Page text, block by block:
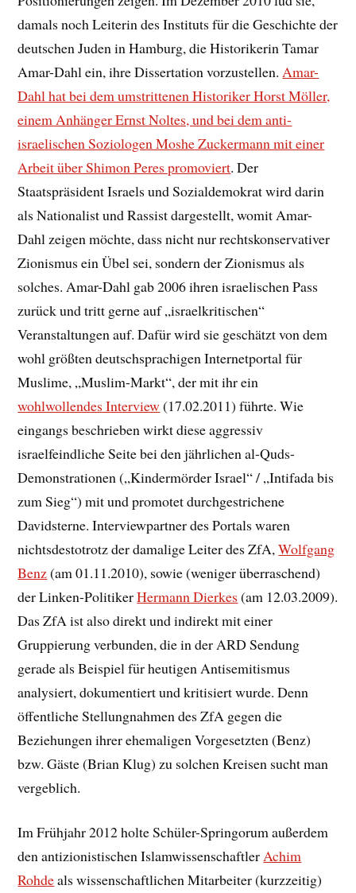
damals noch Leiterin des Instituts für die Geschichte der
deutschen Juden in Hamburg, die Historikerin Tamar
Amar-Dahl ein, ihre Dissertation vorzustellen. Amar-
Dahl hat bei dem umstrittenen Historiker Horst Möller,
einem Anhänger Ernst Noltes, und bei dem anti-
israelischen Soziologen Moshe Zuckermann mit einer
Arbeit über Shimon Peres promoviert. Der
Staatspräsident Israels und Sozialdemokrat wird darin
als Nationalist und Rassist dargestellt, womit Amar-
Dahl zeigen möchte, dass nicht nur rechtskonservativer
Zionismus ein Übel sei, sondern der Zionismus als
solches. Amar-Dahl gab 2006 ihren israelischen Pass
zurück und tritt gerne auf „israelkritischen“
Veranstaltungen auf. Dafür wird sie geschätzt von dem
wohl größten deutschsprachigen Internetportal für
Muslime, „Muslim-Markt“, der mit ihr ein
wohlwollendes Interview(17.02.2011) führte. Wie
eingangs beschrieben wirkt diese aggressiv
israelfeindliche Seite bei den jährlichen al-Quds-
Demonstrationen („Kindermörder Israel“ / „Intifada bis
zum Sieg“) mit und promotet durchgestrichene
Davidsterne. Interviewpartner des Portals waren
nichtsdestotrotz der damalige Leiter des ZfA,Wolfgang
Benz(am 01.11.2010), sowie (weniger überraschend)
der Linken-PolitikerHermann Dierkes (am 12.03.2009).
Das ZfA ist also direkt und indirekt mit einer
Gruppierung verbunden, die in der ARD Sendung
gerade als Beispiel für heutigen Antisemitismus
analysiert, dokumentiert und kritisiert wurde. Denn
öffentliche Stellungnahmen des ZfA gegen die
Beziehungen ihrer ehemaligen Vorgesetzten (Benz)
bzw. Gäste (Brian Klug) zu solchen Kreisen sucht man
vergeblich.
Im Frühjahr 2012 holte Schüler-Springorum außerdem
den antizionistischen IslamwissenschaftlerAchim
Rohdeals wissenschaftlichen Mitarbeiter (kurzzeitig)